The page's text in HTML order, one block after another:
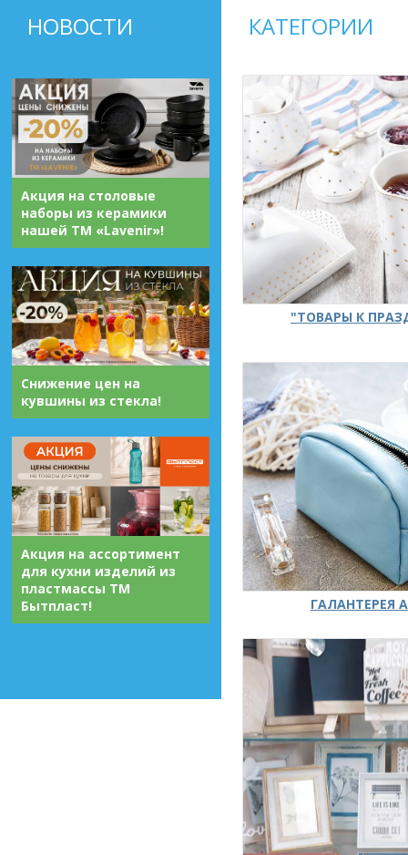
НОВОСТИ
Акция на столовые
наборы из керамики
нашей ТМ «Lavenir»!
Снижение цен на
кувшины из стекла!
Акция на ассортимент
для кухни изделий из
пластмассы ТМ
Бытпласт!
КАТЕГОРИИ
"ТОВАРЫ К
ГАЛАНТЕРЕЯ